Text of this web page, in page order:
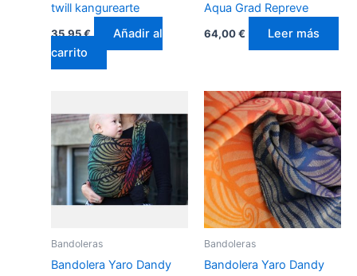
twill kangurearte
35,95€
Añadir al
carrito
Aqua Grad Repreve
64,00€ Leer más
Bandoleras
Bandolera Yaro Dandy
Bandoleras
Bandolera Yaro Dandy